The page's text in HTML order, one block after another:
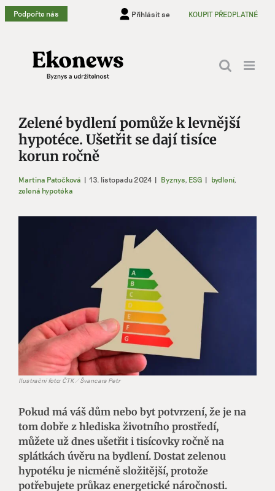
Přeskočit
na
Podpořte nás Přihlásit se KOUPIT PŘEDPLATNÉ
Zelené bydlení pomůže k levnější
hypotéce. Ušetřit se dají tisíce
korun ročně
Martina Patočková | 13. listopadu 2024 | Byznys, ESG | bydlení,
zelená hypotéka
Ilustrační foto: ČTK / Švancara Petr
Pokud má váš dům nebo byt potvrzení, že je na
tom dobře z hlediska životního prostředí,
můžete už dnes ušetřit i tisícovky ročně na
splátkách úvěru na bydlení. Dostat zelenou
hypotéku je nicméně složitější, protože
potřebujete průkaz energetické náročnosti.